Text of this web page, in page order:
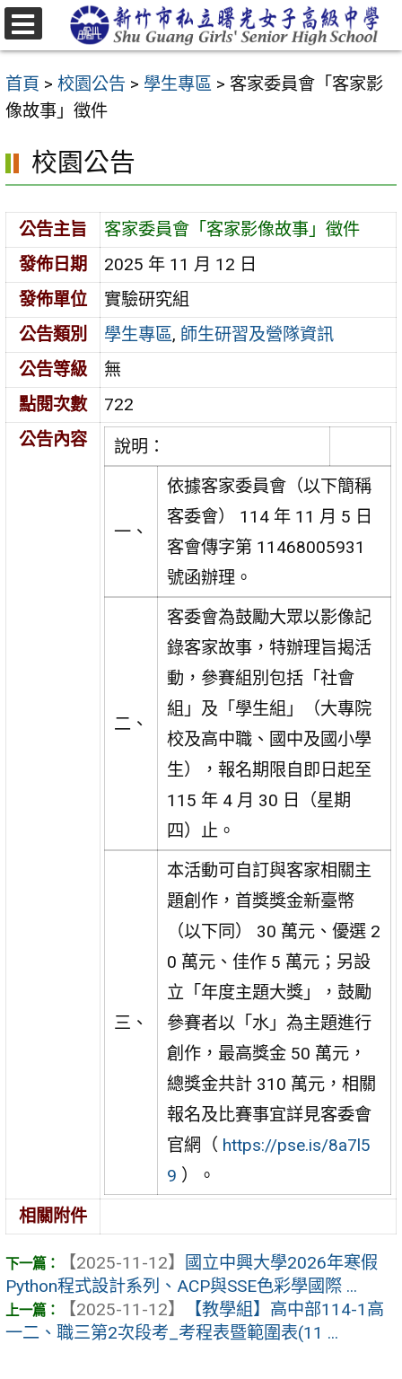
跳
至
要
內
區
首頁 > 校園公告 > 學生專區 > 客家委員會「客家影
像故事」徵件
校園公告
公告主旨
客家委員會「客家影像故事」徵件
發佈日期
2025 年 11 月 12 日
發佈單位
實驗研究組
公告類別
學生專區, 師生研習及營隊資訊
公告等級
無
點閱次數
722
公告內容
說明：
一、
依據客家委員會（以下簡稱
客委會） 114 年 11 月 5 日
客會傳字第 11468005931
號函辦理。
二、
客委會為鼓勵大眾以影像記
錄客家故事，特辦理旨揭活
動，參賽組別包括「社會
組」及「學生組」（大專院
校及高中職、國中及國小學
生），報名期限自即日起至
115 年 4 月 30 日（星期
四）止。
三、
本活動可自訂與客家相關主
題創作，首獎獎金新臺幣
（以下同） 30 萬元、優選 2
0 萬元、佳作 5 萬元；另設
立「年度主題大獎」，鼓勵
參賽者以「水」為主題進行
創作，最高獎金 50 萬元，
總獎金共計 310 萬元，相關
報名及比賽事宜詳見客委會
官網（ https://pse.is/8a7l5
9 ）。
相關附件
【2025-11-12】
國立中興大學2026年寒假
Python程式設計系列、ACP與SSE色彩學國際 ...
【2025-11-12】
【教學組】高中部114-1高
一二、職三第2次段考_考程表暨範圍表(11 ...
選
單